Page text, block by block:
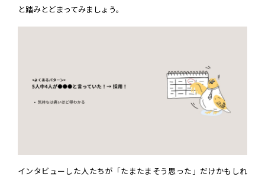
と踏みとどまってみましょう。
インタビューした人たちが「たまたまそう思った」だけかもしれ